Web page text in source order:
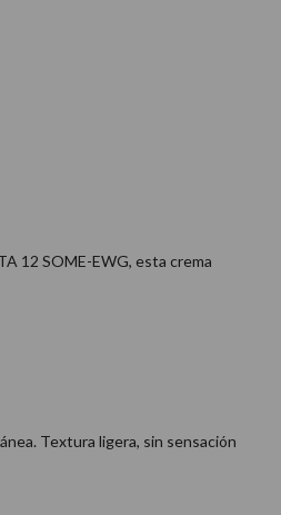
12 SOME-EWG, esta crema
Textura ligera, sin sensación